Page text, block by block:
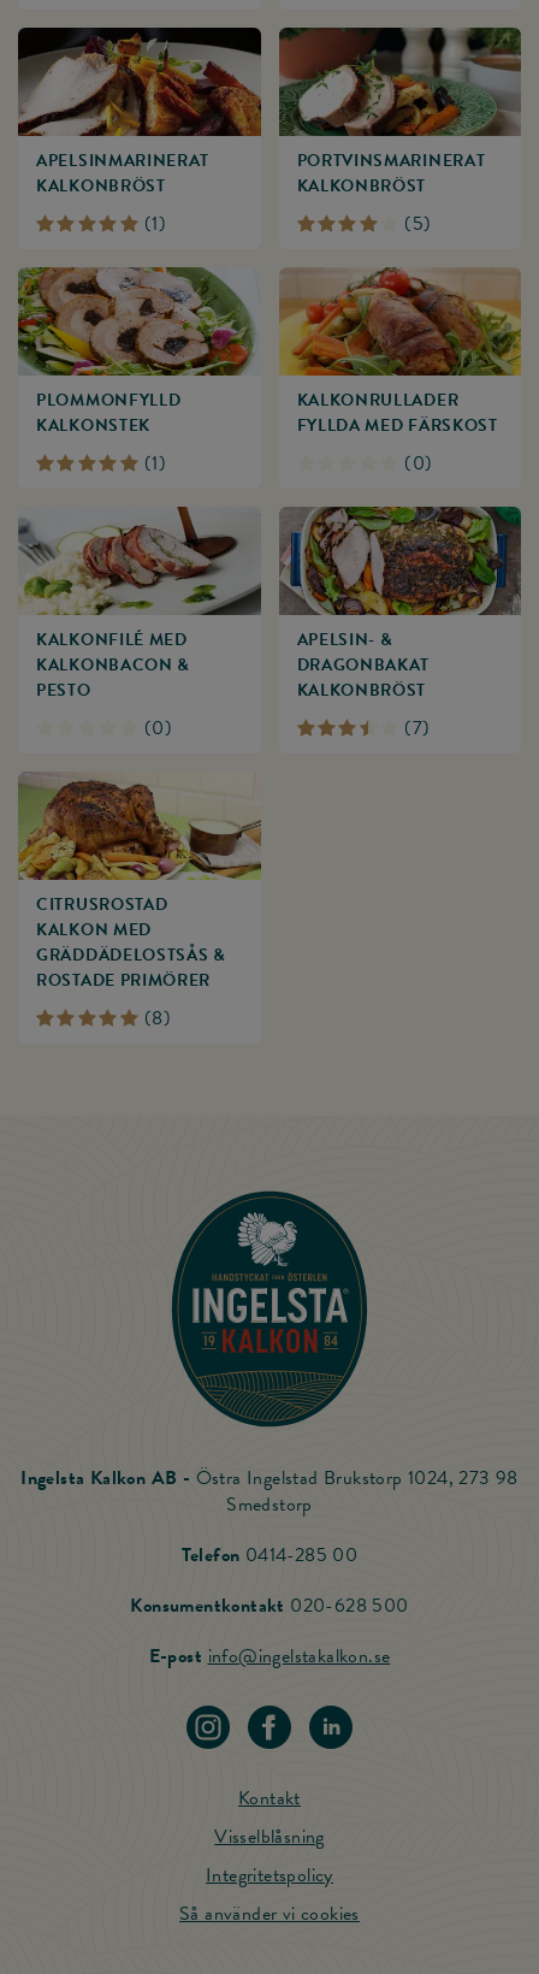
APELSIN­MARINERAT
KALKONBRÖST
(1)
PORTVINS­MARINERAT
KALKONBRÖST
(5)
PLOMMONFYLLD
KALKONSTEK
(1)
KALKONRULLADER
FYLLDA MED FÄRSKOST
(0)
KALKONFILÉ MED
KALKONBACON &
PESTO
(0)
APELSIN- &
DRAGONBAKAT
KALKONBRÖST
(7)
CITRUSROSTAD
KALKON MED
GRÄDDÄDELOST­SÅS &
ROSTADE PRIMÖRER
(8)
Till startsidan
Ingelsta Kalkon AB - Östra Ingelstad Brukstorp 1024, 273 98
Smedstorp
Telefon 0414-285 00
Konsumentkontakt 020-628 500
E-postinfo@ingelstakalkon.seSkicka mail till
Kontakt
Visselblåsning
Integritetspolicy
Så använder vi cookies